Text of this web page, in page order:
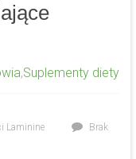
,Suplementy diety
Laminine
Brak